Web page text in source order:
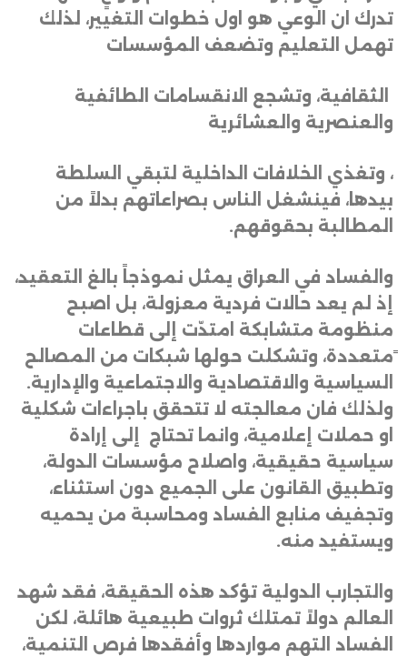
تدرك ان الوعي هو اول خطوات التغيير، لذلك
تهمل التعليم وتضعف المؤسسات
الثقافية، وتشجع الانقسامات الطائفية
والعنصرية والعشائرية
، وتغذي الخلافات الداخلية لتبقي السلطة
بيدها، فينشغل الناس بصراعاتهم بدلاً من
المطالبة بحقوقهم.
والفساد في العراق يمثل نموذجاً بالغ التعقيد،
إذ لم يعد حالات فردية معزولة، بل اصبح
منظومة متشابكة امتدّت إلى قطاعات
ًمتعددة، وتشكلت حولها شبكات من المصالح
السياسية والاقتصادية والاجتماعية والإدارية.
ولذلك فان معالجته لا تتحقق باجراءات شكلية
او حملات إعلامية، وانما تحتاج إلى إرادة
سياسية حقيقية، واصلاح مؤسسات الدولة،
وتطبيق القانون على الجميع دون استثناء،
وتجفيف منابع الفساد ومحاسبة من يحميه
ويستفيد منه.
والتجارب الدولية تؤكد هذه الحقيقة، فقد شهد
العالم دولاً تمتلك ثروات طبيعية هائلة، لكن
الفساد التهم مواردها وأفقدها فرص التنمية،